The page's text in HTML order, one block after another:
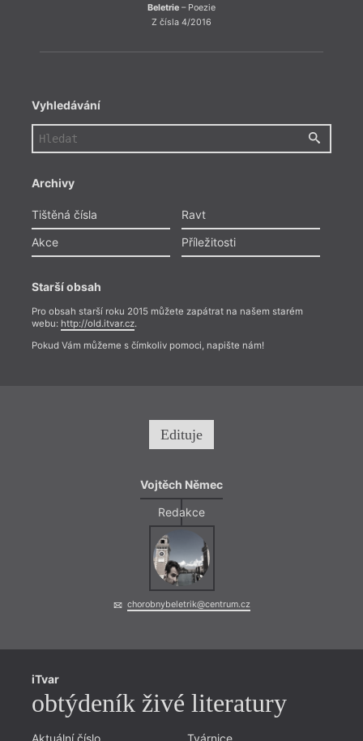
Beletrie– Poezie
Z čísla 4/2016
Vyhledávání
Archivy
Tištěná čísla
Ravt
Akce
Příležitosti
Starší obsah
Pro obsah starší roku 2015 můžete zapátrat na našem starém
webu: http://old.itvar.cz.
Pokud Vám můžeme s čímkoliv pomoci, napište nám!
Edituje
Vojtěch Němec
Redakce
chorobnybeletrik@centrum.cz
iTvar
obtýdeník živé literatury
Aktuální číslo
Tvárnice